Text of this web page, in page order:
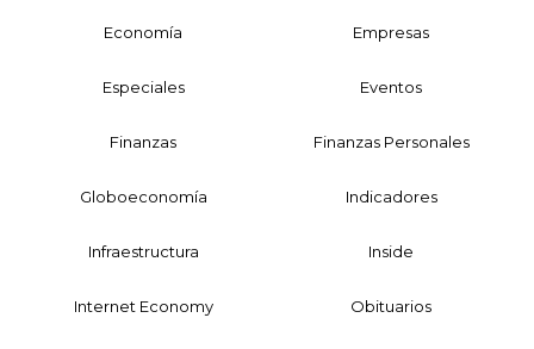
Economía Empresas
Especiales Eventos
Finanzas Finanzas Personales
Globoeconomía Indicadores
Infraestructura Inside
Internet Economy Obituarios